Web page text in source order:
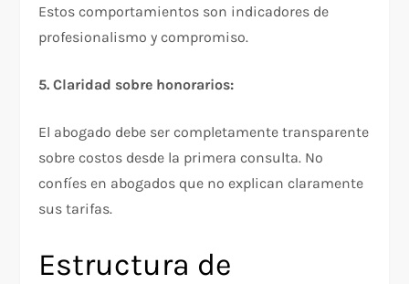
Estos comportamientos son indicadores de
profesionalismo y compromiso.​
5. Claridad sobre honorarios:
El abogado debe ser completamente transparente
sobre costos desde la primera consulta. No
confíes en abogados que no explican claramente
sus tarifas.​
Estructura de